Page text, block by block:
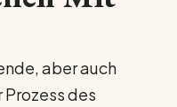
aber auch
des